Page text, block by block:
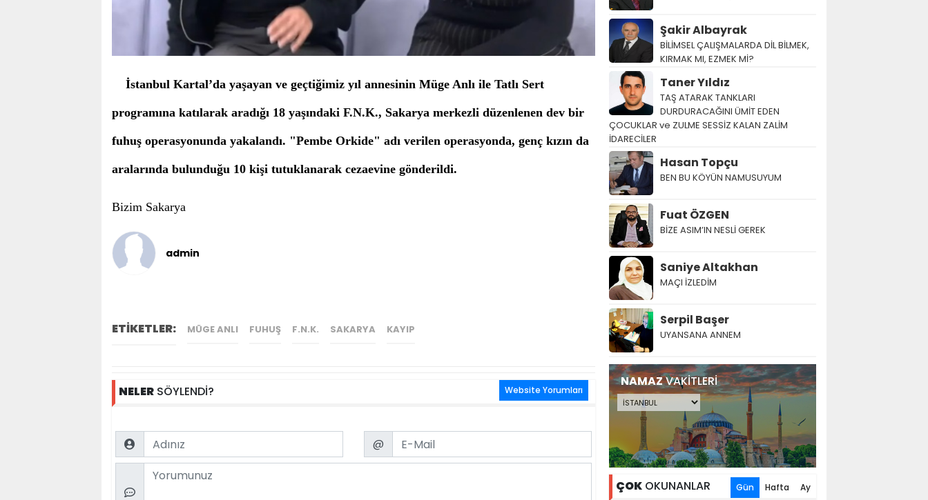
İstanbul Kartal’da yaşayan ve geçtiğimiz yıl annesinin Müge Anlı ile Tatlı Sert
programına katılarak aradığı 18 yaşındaki F.N.K., Sakarya merkezli düzenlenen dev bir
fuhuş operasyonunda yakalandı. "Pembe Orkide" adı verilen operasyonda, genç kızın da
aralarında bulunduğu 10 kişi tutuklanarak cezaevine gönderildi.
Bizim Sakarya
admin
ETİKETLER: MÜGE ANLI FUHUŞ F.N.K. SAKARYA KAYIP
NELER SÖYLENDİ? Website Yorumları
Name Email
@
Comment
Şakir Albayrak
BİLİMSEL ÇALIŞMALARDA DİL BİLMEK,
KIRMAK MI, EZMEK Mİ?
Taner Yıldız
TAŞ ATARAK TANKLARI
DURDURACAĞINI ÜMİT EDEN
ÇOCUKLAR ve ZULME SESSİZ KALAN ZALİM
İDARECİLER
Hasan Topçu
BEN BU KÖYÜN NAMUSUYUM
Fuat ÖZGEN
BİZE ASIM’IN NESLİ GEREK
Saniye Altakhan
MAÇI İZLEDİM
Serpil Başer
UYANSANA ANNEM
NAMAZVAKİTLERİ
ÇOK OKUNANLAR Gün Hafta Ay